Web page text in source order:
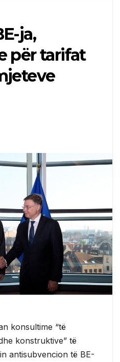
ja,
për tarifat
konsultime “të
konstruktive” të
antisubvencion të BE-